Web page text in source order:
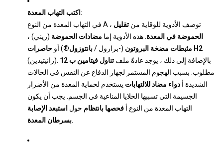
اكتب التهاب المعدة:
في التهاب المعدة من النوع A ، توصف الأدوية للوقاية من تقليل
الحموضة في المعدة . هذه الأدوية إما مضادات الحموضة (ريني) ،
مثبطات مضخة البروتون (-برازول /بانتوزول®) أو
حاصرات H2
(رانيتيدين). بالإضافة إلى ذلك ، يوجد عادةً ملف تناول فيتامين ب 12
مطلوب. بسبب الهجوم المستمر لجهاز الدفاع عن النفس في الحالات
الشديدة أ دواء مضاد للالتهابات يستخدم لحماية المعدة من الأضرار
الجسيمة التي تسببها الخلايا المناعية في الجسم. يجب أن يكون
التهاب المعدة من النوع أ فحصها بانتظام حول استبعد الإصابة
بسرطان المعدة